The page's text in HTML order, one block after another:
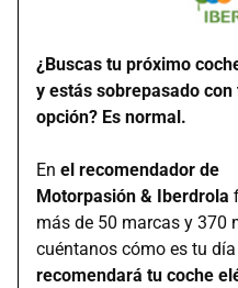
¿Buscas tu próximo
y estás sobrepasado con
opción? Es normal.
En el recomendador de
Motorpasión & Iberdrola
más de 50 marcas y 370
cuéntanos cómo es tu
recomendará tu coche